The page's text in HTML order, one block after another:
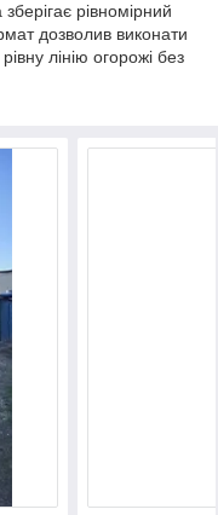
рівномірний
дозволив виконати
лінію огорожі без